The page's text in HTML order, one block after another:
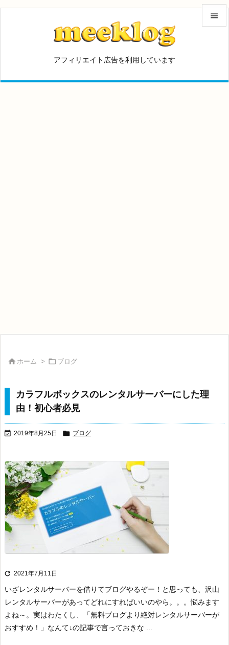
アフィリエイト広告を利用しています

 ホーム >  ブログ
カラフルボックスのレンタルサーバーにした理
由！初心者必見
 2019年8月25日  ブログ
 2021年7月11日
いざレンタルサーバーを借りてブログやるぞー！と思っても、沢山
レンタルサーバーがあってどれにすればいいのやら。。。悩みます
よね～。 実はわたくし、「無料ブログより絶対レンタルサーバーが
おすすめ！」なんて↓の記事で言っておきな ...